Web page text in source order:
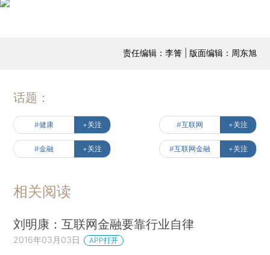
责任编辑：李箐 | 版面编辑：周东旭
话题：
#健康 +关注 #互联网 +关注
#金融 +关注 #互联网金融 +关注
相关阅读
刘明康：互联网金融要靠行业自律
2016年03月03日 APP打开